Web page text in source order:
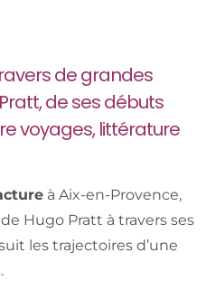
de grandes
de ses débuts
voyages, littérature
à Aix-en-Provence,
Hugo Pratt à travers ses
les trajectoires d’une